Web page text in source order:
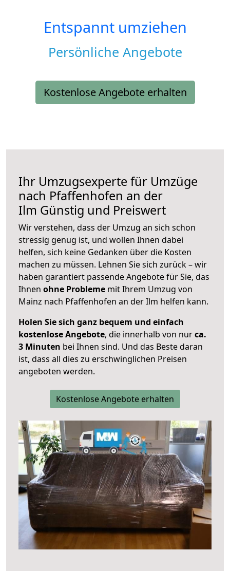
Entspannt umziehen
Persönliche Angebote
Kostenlose Angebote erhalten
Ihr Umzugsexperte für Umzüge
nach Pfaffenhofen an der
Ilm Günstig und Preiswert
Wir verstehen, dass der Umzug an sich schon
stressig genug ist, und wollen Ihnen dabei
helfen, sich keine Gedanken über die Kosten
machen zu müssen. Lehnen Sie sich zurück – wir
haben garantiert passende Angebote für Sie, das
Ihnen ohne Probleme mit Ihrem Umzug von
Mainz nach Pfaffenhofen an der Ilm helfen kann.
Holen Sie sich ganz bequem und einfach
kostenlose Angebote, die innerhalb von nurca.
3 Minuten bei Ihnen sind. Und das Beste daran
ist, dass all dies zu erschwinglichen Preisen
angeboten werden.
Kostenlose Angebote erhalten